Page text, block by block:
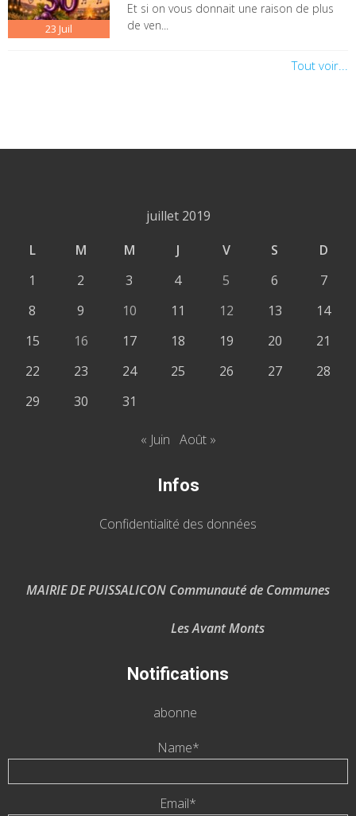
23 Juil
Et si on vous donnait une raison de plus
de ven...
Tout voir...
juillet 2019
L
M M J V S
D
1
2 3 4 5 6
7
8
9 10 11 12 13
14
15
16 17 18 19 20
21
22
23 24 25 26 27
28
29
30 31
« Juin Août »
Infos
Confidentialité des données
MAIRIE DE PUISSALICON Communauté de Communes
Les Avant Monts
Notifications
abonne
Name*
Email*